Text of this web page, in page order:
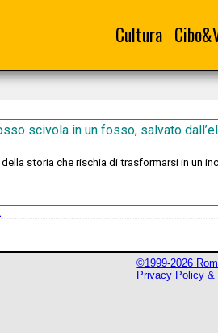
Cultura
scivola in un fosso, salvato
storia che rischia di trasformarsi in un
©1999-2026
Privacy Policy &